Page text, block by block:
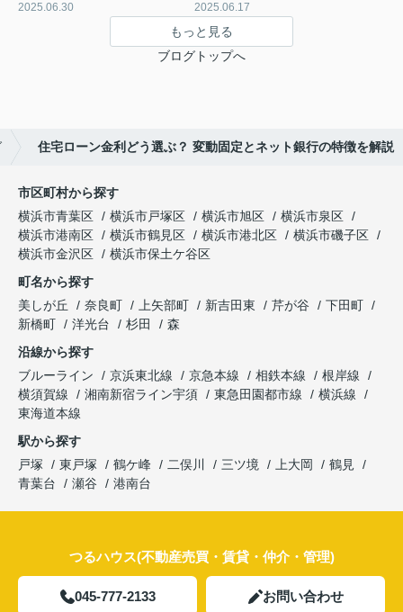
2025.06.30 2025.06.17
もっと見る
ブログトップへ
住宅ローン金利どう選ぶ？ 変動固定とネット銀行の特徴を解説
市区町村から探す
横浜市青葉区
横浜市戸塚区 横浜市旭区
横浜市泉区
横浜市港南区
横浜市鶴見区 横浜市港北区
横浜市磯子区
横浜市金沢区
横浜市保土ケ谷区
町名から探す
美しが丘
奈良町 上矢部町 新吉田東 芹が谷
下田町
新橋町
洋光台 杉田
森
沿線から探す
ブルーライン
京浜東北線 京急本線 相鉄本線
根岸線
横須賀線
湘南新宿ライン宇須 東急田園都市線
横浜線
東海道本線
駅から探す
戸塚
東戸塚 鶴ケ峰 二俣川 三ツ境 上大岡
鶴見
青葉台
瀬谷 港南台
つるハウス(不動産売買・賃貸・仲介・管理)
045-777-2133 お問い合わせ